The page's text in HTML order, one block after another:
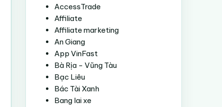
AccessTrade
Affiliate
Affiliate marketing
An Giang
App VinFast
Bà Rịa - Vũng Tàu
Bạc Liêu
Bác Tài Xanh
Bang lai xe